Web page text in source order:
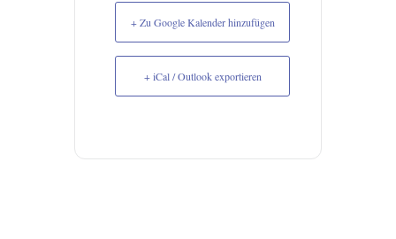
+ Zu Google Kalender hinzufügen
+ iCal / Outlook exportieren